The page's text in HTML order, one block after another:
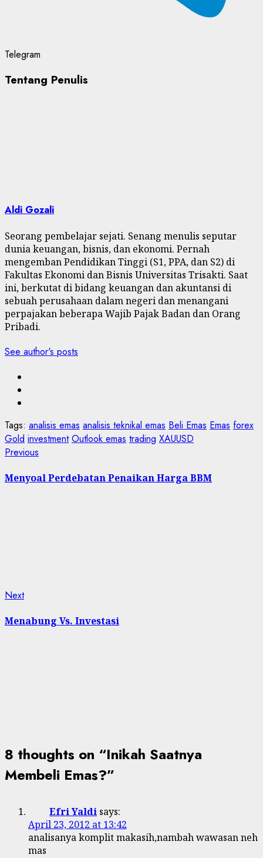
Telegram
Tentang Penulis
Aldi Gozali
Seorang pembelajar sejati. Senang menulis seputar
dunia keuangan, bisnis, dan ekonomi. Pernah
mengemban Pendidikan Tinggi (S1, PPA, dan S2) di
Fakultas Ekonomi dan Bisnis Universitas Trisakti. Saat
ini, berkutat di bidang keuangan dan akuntansi di
sebuah perusahaan dalam negeri dan menangani
perpajakan beberapa Wajib Pajak Badan dan Orang
Pribadi.
See author's posts
Tags: analisis emas analisis teknikal emas Beli Emas Emas forex
Gold investment Outlook emas trading XAUUSD
Post
navigation
Previous
Menyoal Perdebatan Penaikan Harga BBM
NextNext
Menabung Vs. Investasi
8 thoughts on “Inikah Saatnya
Membeli Emas?”
Efri Yaldi says:
April 23, 2012 at 13:42
analisanya komplit makasih,nambah wawasan neh
mas